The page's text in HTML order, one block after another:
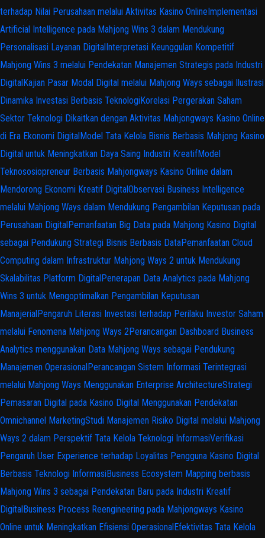
terhadap Nilai Perusahaan melalui Aktivitas Kasino OnlineImplementasi
Artificial Intelligence pada Mahjong Wins 3 dalam Mendukung
Personalisasi Layanan DigitalInterpretasi Keunggulan Kompetitif
Mahjong Wins 3 melalui Pendekatan Manajemen Strategis pada Industri
DigitalKajian Pasar Modal Digital melalui Mahjong Ways sebagai Ilustrasi
Dinamika Investasi Berbasis TeknologiKorelasi Pergerakan Saham
Sektor Teknologi Dikaitkan dengan Aktivitas Mahjongways Kasino Online
di Era Ekonomi DigitalModel Tata Kelola Bisnis Berbasis Mahjong Kasino
Digital untuk Meningkatkan Daya Saing Industri KreatifModel
Teknososiopreneur Berbasis Mahjongways Kasino Online dalam
Mendorong Ekonomi Kreatif DigitalObservasi Business Intelligence
melalui Mahjong Ways dalam Mendukung Pengambilan Keputusan pada
Perusahaan DigitalPemanfaatan Big Data pada Mahjong Kasino Digital
sebagai Pendukung Strategi Bisnis Berbasis DataPemanfaatan Cloud
Computing dalam Infrastruktur Mahjong Ways 2 untuk Mendukung
Skalabilitas Platform DigitalPenerapan Data Analytics pada Mahjong
Wins 3 untuk Mengoptimalkan Pengambilan Keputusan
ManajerialPengaruh Literasi Investasi terhadap Perilaku Investor Saham
melalui Fenomena Mahjong Ways 2Perancangan Dashboard Business
Analytics menggunakan Data Mahjong Ways sebagai Pendukung
Manajemen OperasionalPerancangan Sistem Informasi Terintegrasi
melalui Mahjong Ways Menggunakan Enterprise ArchitectureStrategi
Pemasaran Digital pada Kasino Digital Menggunakan Pendekatan
Omnichannel MarketingStudi Manajemen Risiko Digital melalui Mahjong
Ways 2 dalam Perspektif Tata Kelola Teknologi InformasiVerifikasi
Pengaruh User Experience terhadap Loyalitas Pengguna Kasino Digital
Berbasis Teknologi InformasiBusiness Ecosystem Mapping berbasis
Mahjong Wins 3 sebagai Pendekatan Baru pada Industri Kreatif
DigitalBusiness Process Reengineering pada Mahjongways Kasino
Online untuk Meningkatkan Efisiensi OperasionalEfektivitas Tata Kelola